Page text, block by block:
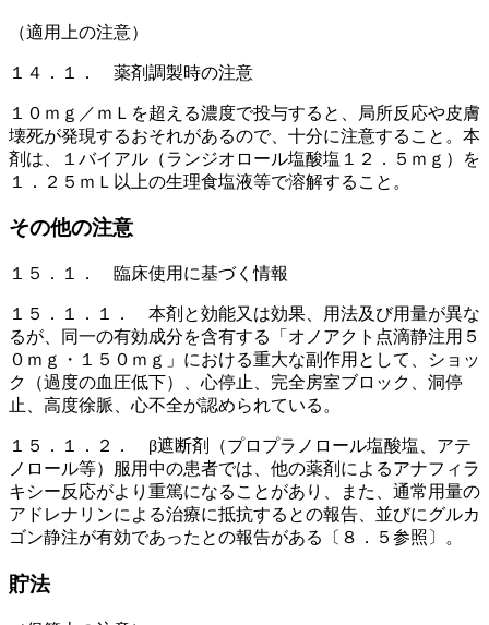
（適用上の注意）
１４．１． 薬剤調製時の注意
１０ｍｇ／ｍＬを超える濃度で投与すると、局所反応や皮膚
壊死が発現するおそれがあるので、十分に注意すること。本
剤は、１バイアル（ランジオロール塩酸塩１２．５ｍｇ）を
１．２５ｍＬ以上の生理食塩液等で溶解すること。
その他の注意
１５．１． 臨床使用に基づく情報
１５．１．１． 本剤と効能又は効果、用法及び用量が異な
るが、同一の有効成分を含有する「オノアクト点滴静注用５
０ｍｇ・１５０ｍｇ」における重大な副作用として、ショッ
ク（過度の血圧低下）、心停止、完全房室ブロック、洞停
止、高度徐脈、心不全が認められている。
１５．１．２． β遮断剤（プロプラノロール塩酸塩、アテ
ノロール等）服用中の患者では、他の薬剤によるアナフィラ
キシー反応がより重篤になることがあり、また、通常用量の
アドレナリンによる治療に抵抗するとの報告、並びにグルカ
ゴン静注が有効であったとの報告がある〔８．５参照〕。
貯法